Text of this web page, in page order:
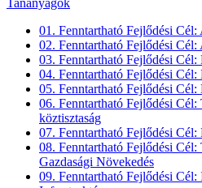
Tananyagok
01. Fenntartható Fejlődési Cél:
02. Fenntartható Fejlődési Cél:
03. Fenntartható Fejlődési Cél:
04. Fenntartható Fejlődési Cél:
05. Fenntartható Fejlődési
06. Fenntartható Fejlődési Cél:
köztisztaság
07. Fenntartható Fejlődési
08. Fenntartható Fejlődési Cél:
Gazdasági Növekedés
09. Fenntartható Fejlődési Cél: